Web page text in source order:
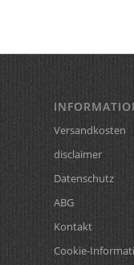
Versandkosten
disclaimer
Datenschutz
ABG
Kontakt
Cookie-